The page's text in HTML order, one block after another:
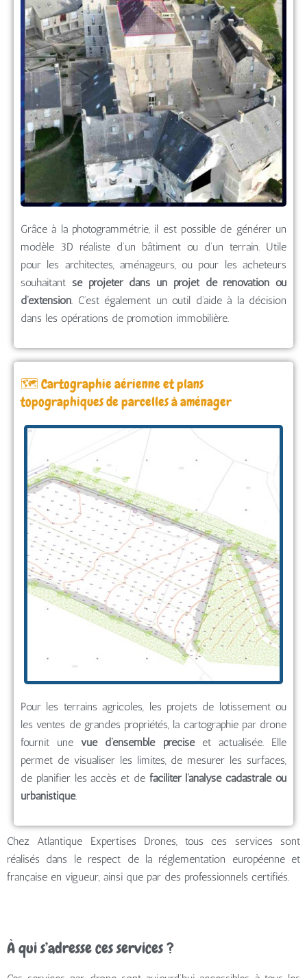
Grâce à la photogrammétrie, il est possible de générer un
modèle 3D réaliste d’un bâtiment ou d’un terrain. Utile
pour les architectes, aménageurs, ou pour les acheteurs
souhaitant se projeter dans un projet de rénovation ou
d’extension . C’est également un outil d’aide à la décision
dans les opérations de promotion immobilière.
🗺️ Cartographie aérienne et plans
topographiques de parcelles à aménager
Pour les terrains agricoles, les projets de lotissement ou
les ventes de grandes propriétés, la cartographie par drone
fournit unevue d’ensemble préciseet actualisée. Elle
permet de visualiser les limites, de mesurer les surfaces,
de planifier les accès et de faciliter l’analyse cadastrale ou
urbanistique.
Chez Atlantique Expertises Drones, tous ces services sont
réalisés dans le respect de la réglementation européenne et
française en vigueur, ainsi que par des professionnels certifiés.
À qui s’adresse ces services ?